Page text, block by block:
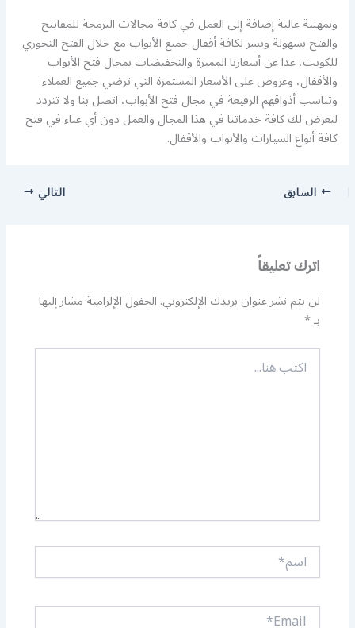
وبمهنية عالية إضافة إلى العمل في كافة مجالات البرمجة للمفاتيح
والفتح بسهولة ويسر لكافة أقفال جميع الأبواب مع خلال الفتح التجوري
للكويت، عدا عن أسعارنا المميزة والتخفيضات بمجال فتح الأبواب
والأقفال، وعروض على الأسعار المستمرة التي ترضي جميع العملاء
وتناسب أذواقهم الرفيعة في مجال فتح الأبواب، اتصل بنا ولا تتردد
لنعرض لك كافة خدماتنا في هذا المجال والعمل دون أي عناء في فتح
كافة أنواع السيارات والأبواب والأقفال.
السابق التالي
اترك تعليقاً
لن يتم نشر عنوان بريدك الإلكتروني.الحقول الإلزامية مشار إليها
بـ*
اكتب
هنا...
اسم*
Email*